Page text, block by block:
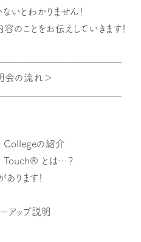
とわかりません！
のことをお伝えしていきます！
流れ＞
Collegeの紹介
Touch® とは…？
ります！
アップ説明